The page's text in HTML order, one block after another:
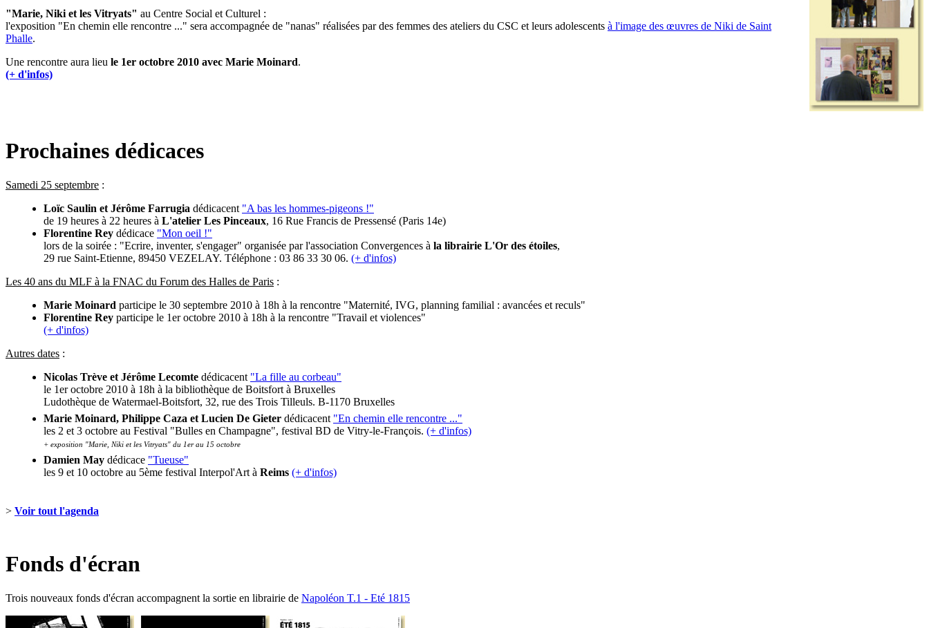
"Marie, Niki et les Vitryats" au Centre Social et Culturel :
l'exposition "En chemin elle rencontre ..." sera accompagnée de "nanas" réalisées par des femmes des ateliers du CSC et leurs adolescents à l'image des œuvres de Niki de Saint
Phalle.
Une rencontre aura lieu le 1er octobre 2010 avec Marie Moinard.
(+ d'infos)
Prochaines dédicaces
Samedi 25 septembre :
Loïc Saulin et Jérôme Farrugia dédicacent "A bas les hommes-pigeons !"
de 19 heures à 22 heures à L'atelier Les Pinceaux, 16 Rue Francis de Pressensé (Paris 14e)
Florentine Rey dédicace "Mon oeil !"
lors de la soirée : "Ecrire, inventer, s'engager" organisée par l'association Convergences à la librairie L'Or des étoiles,
29 rue Saint-Etienne, 89450 VEZELAY. Téléphone : 03 86 33 30 06. (+ d'infos)
Les 40 ans du MLF à la FNAC du Forum des Halles de Paris :
Marie Moinard participe le 30 septembre 2010 à 18h à la rencontre "Maternité, IVG, planning familial : avancées et reculs"
Florentine Rey participe le 1er octobre 2010 à 18h à la rencontre "Travail et violences"
(+ d'infos)
Autres dates :
Nicolas Trève et Jérôme Lecomte dédicacent "La fille au corbeau"
le 1er octobre 2010 à 18h à la bibliothèque de Boitsfort à Bruxelles
Ludothèque de Watermael-Boitsfort, 32, rue des Trois Tilleuls. B-1170 Bruxelles
Marie Moinard, Philippe Caza et Lucien De Gieter dédicacent "En chemin elle rencontre ..."
les 2 et 3 octobre au Festival "Bulles en Champagne", festival BD de Vitry-le-François. (+ d'infos)
+ exposition "Marie, Niki et les Vitryats" du 1er au 15 octobre
Damien May dédicace "Tueuse"
les 9 et 10 octobre au 5ème festival Interpol'Art à Reims (+ d'infos)
> Voir tout l'agenda
Fonds d'écran
Trois nouveaux fonds d'écran accompagnent la sortie en librairie de Napoléon T.1 - Eté 1815